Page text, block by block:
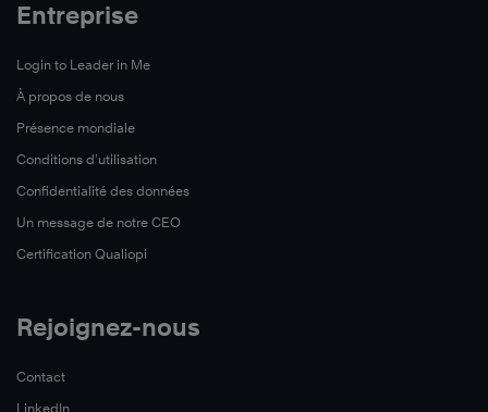
Entreprise
Login to Leader in Me
À propos de nous
Présence mondiale
Conditions d’utilisation
Confidentialité des données
Un message de notre CEO
Certification Qualiopi
Rejoignez-nous
Contact
LinkedIn